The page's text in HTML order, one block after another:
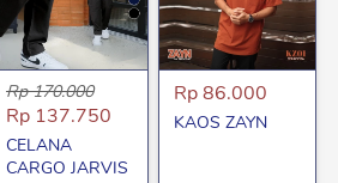
Rp 170.000
Rp 137.750
CELANA
CARGO JARVIS
Rp 86.000
KAOS ZAYN